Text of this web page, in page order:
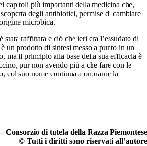
capitoli più importanti della medicina che,
degli antibiotici, permise di cambiare
microbica.
stata raffinata e ciò che ieri era l’essudato di
un prodotto di sintesi messo a punto in un
ma il principio alla base della sua efficacia è
pur non avendo più a che fare con le
col suo nome continua a onorarne la
Consorzio di tutela della Razza Piemontese
© Tutti i diritti sono riservati all’autore